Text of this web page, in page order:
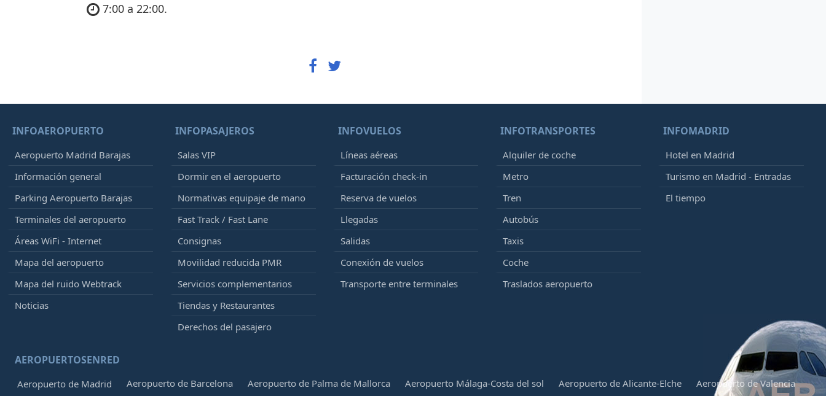
7:00 a 22:00.
INFOAEROPUERTO
Aeropuerto Madrid Barajas
Información general
Parking Aeropuerto Barajas
Terminales del aeropuerto
Áreas WiFi - Internet
Mapa del aeropuerto
Mapa del ruido Webtrack
Noticias
INFOPASAJEROS
Salas VIP
Dormir en el aeropuerto
Normativas equipaje de mano
Fast Track / Fast Lane
Consignas
Movilidad reducida PMR
Servicios complementarios
Tiendas y Restaurantes
Derechos del pasajero
INFOVUELOS
Líneas aéreas
Facturación check-in
Reserva de vuelos
Llegadas
Salidas
Conexión de vuelos
Transporte entre terminales
INFOTRANSPORTES
Alquiler de coche
Metro
Tren
Autobús
Taxis
Coche
Traslados aeropuerto
INFOMADRID
Hotel en Madrid
Turismo en Madrid - Entradas
El tiempo
AEROPUERTOSENRED
Aeropuerto de Madrid Aeropuerto de Barcelona Aeropuerto de Palma de Mallorca Aeropuerto Málaga-Costa del sol Aeropuerto de Alicante-Elche Aeropuerto de Valencia